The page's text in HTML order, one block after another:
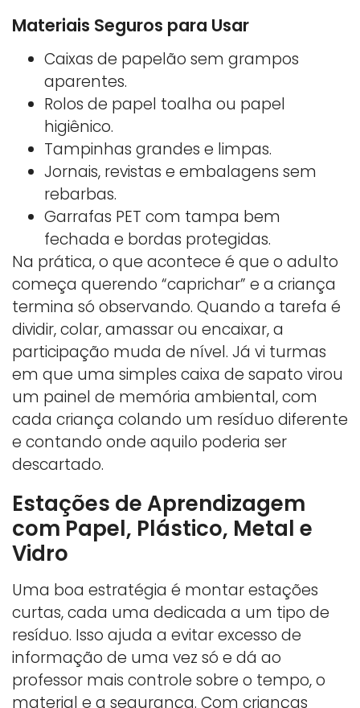
Materiais Seguros para Usar
Caixas de papelão sem grampos
aparentes.
Rolos de papel toalha ou papel
higiênico.
Tampinhas grandes e limpas.
Jornais, revistas e embalagens sem
rebarbas.
Garrafas PET com tampa bem
fechada e bordas protegidas.
Na prática, o que acontece é que o adulto
começa querendo “caprichar” e a criança
termina só observando. Quando a tarefa é
dividir, colar, amassar ou encaixar, a
participação muda de nível. Já vi turmas
em que uma simples caixa de sapato virou
um painel de memória ambiental, com
cada criança colando um resíduo diferente
e contando onde aquilo poderia ser
descartado.
Estações de Aprendizagem
com Papel, Plástico, Metal e
Vidro
Uma boa estratégia é montar estações
curtas, cada uma dedicada a um tipo de
resíduo. Isso ajuda a evitar excesso de
informação de uma vez só e dá ao
professor mais controle sobre o tempo, o
material e a segurança. Com crianças